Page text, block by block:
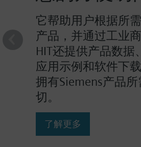
它帮助用户根据所
产品，并通过工业商
HIT还提供产品数据
应用示例和软件下
拥有Siemens产品
切。
了解更多